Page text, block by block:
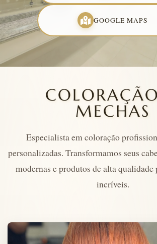
GOOGLE MAPS
MECHAS
Especialista em coloração
personalizadas. Transformamos seus
modernas e produtos de alta qualidade
incríveis.